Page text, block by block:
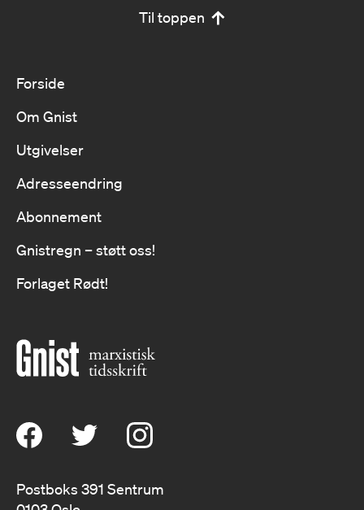
Til toppen
Forside
Om Gnist
Utgivelser
Adresseendring
Abonnement
Gnistregn – støtt oss!
Forlaget Rødt!
Postboks 391 Sentrum